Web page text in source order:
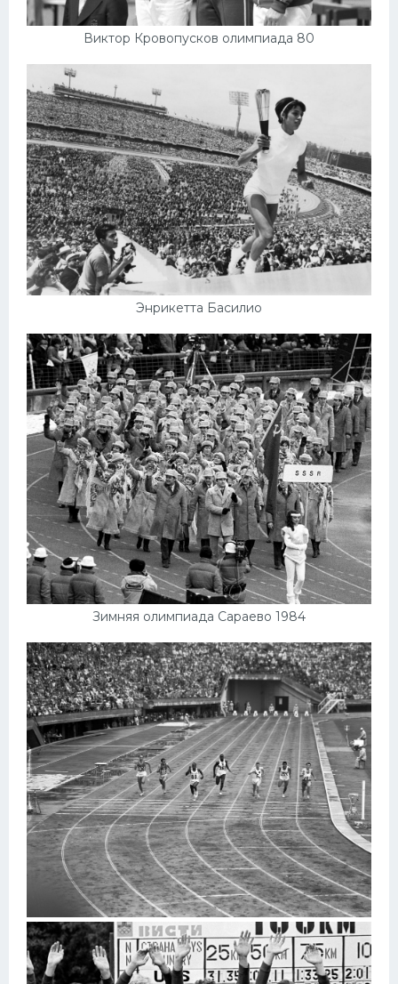
Виктор Кровопусков олимпиада 80
Энрикетта Басилио
Зимняя олимпиада Сараево 1984